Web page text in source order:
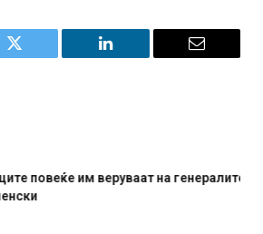
Twitter LinkedIn Email
повеќе им веруваат на генералите